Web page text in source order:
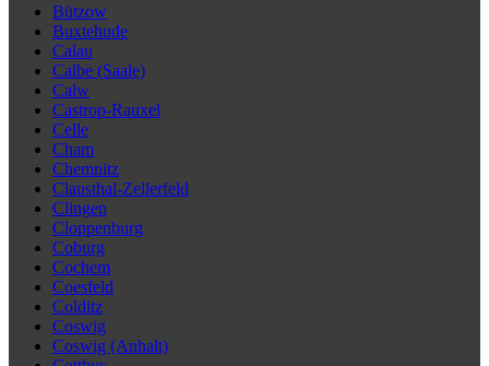
Bützow
Buxtehude
Calau
Calbe (Saale)
Calw
Castrop-Rauxel
Celle
Cham
Chemnitz
Clausthal-Zellerfeld
Clingen
Cloppenburg
Coburg
Cochem
Coesfeld
Colditz
Coswig
Coswig (Anhalt)